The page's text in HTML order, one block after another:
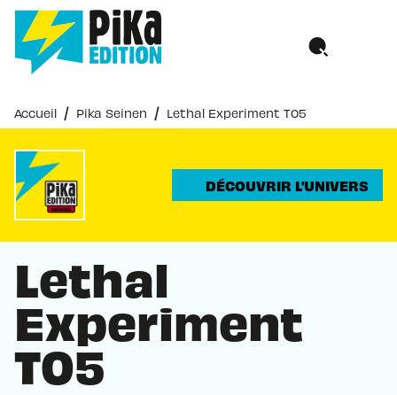
MENU RECHERCHE
PIED DE PAGE
Accueil / Pika Seinen / Lethal Experiment T05
DÉCOUVRIR L'UNIVERS
Lethal
Experiment
T05